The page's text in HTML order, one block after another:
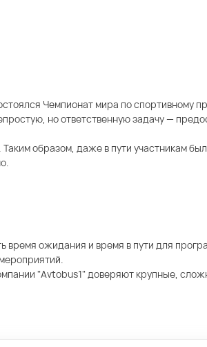
Чемпионат мира по спортивному
но ответственную задачу —
образом, даже в пути участникам
ожидания и время в пути для
"Avtobus1" доверяют крупные,